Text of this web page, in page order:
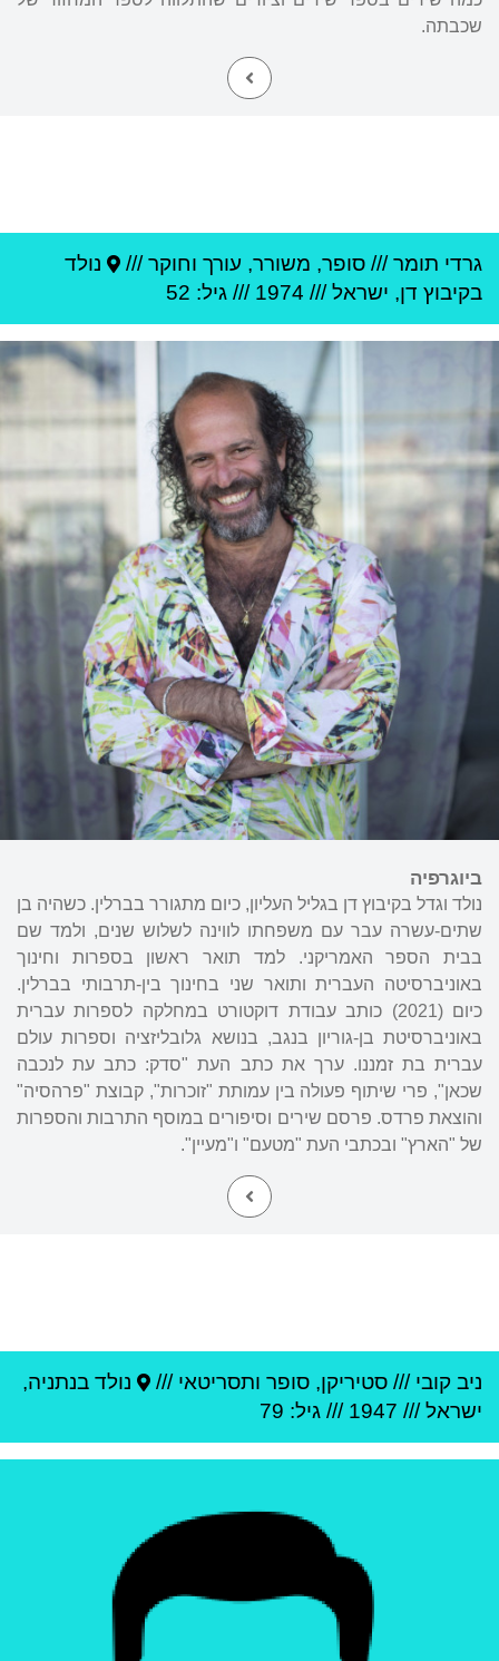
שכבתה.
גרדי תומר/// סופר, משורר, עורך וחוקר ///
נולד
בקיבוץ דן, ישראל///
1974 /// גיל: 52
ביוגרפיה
נולד וגדל בקיבוץ דן בגליל העליון, כיום מתגורר בברלין. כשהיה בן
שתים-עשרה עבר עם משפחתו לווינה לשלוש שנים, ולמד שם
בבית הספר האמריקני. למד תואר ראשון בספרות וחינוך
באוניברסיטה העברית ותואר שני בחינוך בין-תרבותי בברלין.
כיום (2021) כותב עבודת דוקטורט במחלקה לספרות עברית
באוניברסיטת בן-גוריון בנגב, בנושא גלובליזציה וספרות עולם
עברית בת זמננו. ערך את כתב העת "סדק: כתב עת לנכבה
שכאן", פרי שיתוף פעולה בין עמותת "זוכרות", קבוצת "פרהסיה"
והוצאת פרדס. פרסם שירים וסיפורים במוסף התרבות והספרות
של "הארץ" ובכתבי העת "מטעם" ו"מעיין".
ניב קובי /// סטיריקן, סופר ותסריטאי /// נולד בנתניה,
ישראל///
1947 /// גיל: 79